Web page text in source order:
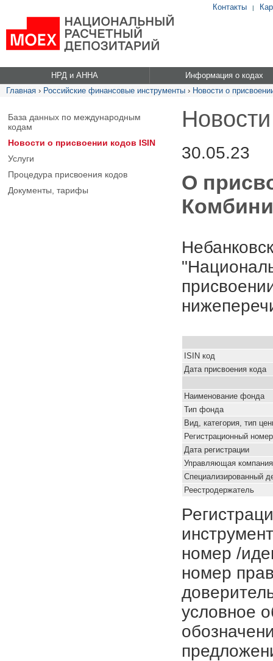
Контакты |
НРД и АННА
Информация о кодах
Главная › Российские финансовые инструменты › Новости о
База данных по международным
кодам
Новости о присвоении кодов ISIN
Услуги
Процедура присвоения кодов
Документы, тарифы
30.05.23
О
ISIN код
Дата присвоения кода
Наименование фонда
Тип фонда
Вид, категория, тип
Регистрационный номер
Дата регистрации
Управляющая компания
Специализированный
Реестродержатель
номер /
номер
условное